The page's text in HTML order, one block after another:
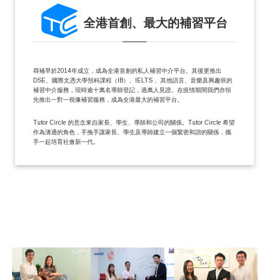
全港首創、最大的補習平台
尋補早於2014年成立，成為全港首創的私人補習中介平台。其後更推出
DSE、國際文憑大學預科課程（IB）、IELTS 、其他語言、音樂及興趣班的
補習中介服務，現時逾十萬名導師登記，過萬人見證。在疫情期間我們亦領
先推出一對一視像補習服務，成為全港最大的補習平台。
Tutor Circle 的意念來自家長、學生、導師和公司的關係。Tutor Circle 希望
作為溝通的角色，手挽手讓家長、學生及導師建立一個緊密和諧的關係，攜
手一起培育社會新一代。